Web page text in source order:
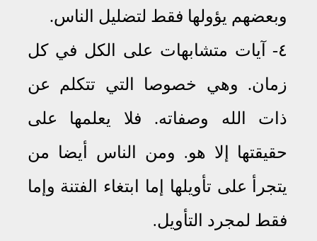
وبعضهم يؤولها فقط لتضليل الناس.
٤- آيات متشابهات على الكل في كل
زمان. وهي خصوصا التي تتكلم عن
ذات الله وصفاته. فلا يعلمها على
حقيقتها إلا هو. ومن الناس أيضا من
يتجرأ على تأويلها إما ابتغاء الفتنة وإما
فقط لمجرد التأويل.